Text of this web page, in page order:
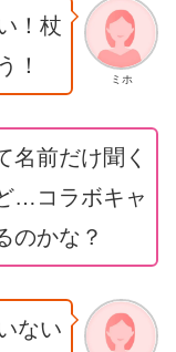
ミホ
！杖
！
名前だけ聞く
…コラボキャ
のかな？
ない